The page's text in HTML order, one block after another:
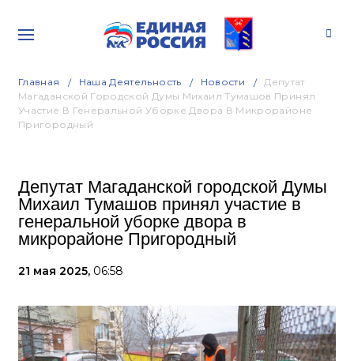
Главная Наша Деятельность Новости
Депутат
Магаданской Городской Думы Михаил Тумашов Принял
Участие В Генеральной Уборке Двора В Микрорайоне
Пригородный
Депутат Магаданской городской Думы
Михаил Тумашов принял участие в
генеральной уборке двора в
микрорайоне Пригородный
21 мая 2025, 06:58